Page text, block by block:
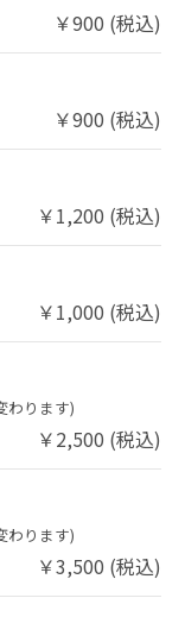
￥900 (税込)
￥900 (税込)
￥1,200 (税込)
￥1,000 (税込)
わります)
￥2,500 (税込)
わります)
￥3,500 (税込)